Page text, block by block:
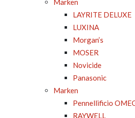
Marken
LAYRITE DELUXE
LUXINA
Morgan’s
MOSER
Novicide
Panasonic
Marken
Pennellificio
RAYWELL